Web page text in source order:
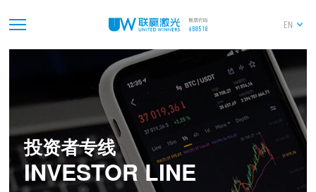
EN
独立性自查情况的专项报告
2026-04-25
独立董事关于公司对外担保情况的专项说明和独
2025年度独立董事述职报告（裴斐）
2026-04-25
深圳市联赢激光股份有限公司2025年度审计报告
投资者专线
INVESTOR LINE